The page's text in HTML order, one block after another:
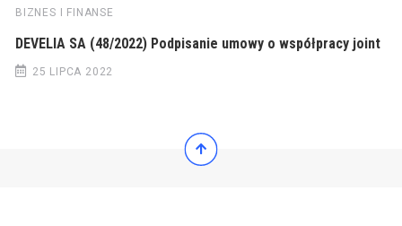
BIZNES I FINANSE
DEVELIA SA (48/2022) Podpisanie umowy o współpracy joint
25 LIPCA 2022